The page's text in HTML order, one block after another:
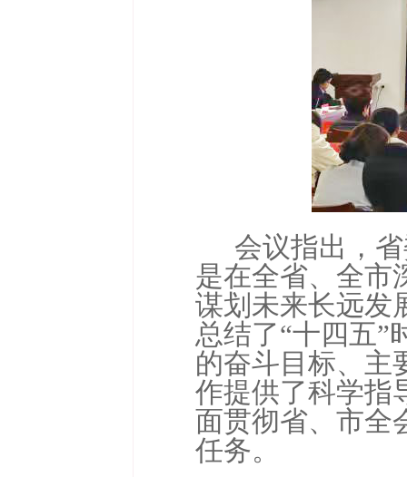
会议指出，
是在全省、全市
谋划未来长远发
总结了“十四五”
的奋斗目标、主
作提供了科学指
面贯彻省、市全
任务。